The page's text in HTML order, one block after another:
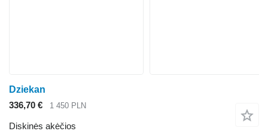
Dziekan
336,70 €
1 450 PLN
Diskinės akėčios